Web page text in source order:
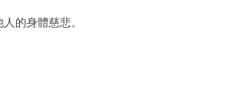
的身體慈悲。